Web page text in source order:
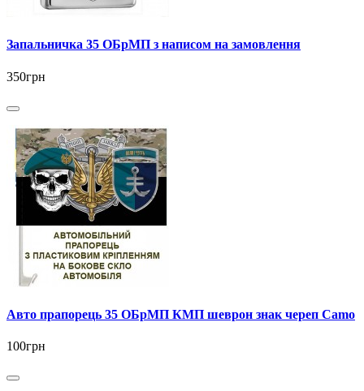
Запальничка 35 ОБрМП з написом на замовлення
350грн
Авто прапорець 35 ОБрМП КМП шеврон знак череп Camo
100грн